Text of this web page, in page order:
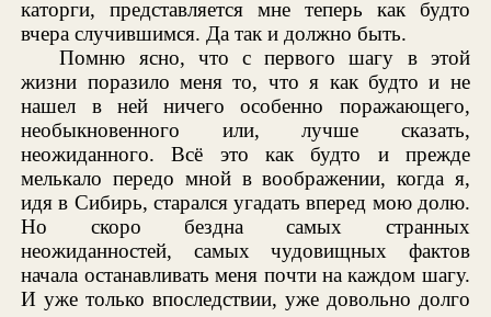
каторги, представляется мне теперь как будто
вчера случившимся. Да так и должно быть.
Помню ясно, что с первого шагу в этой
жизни поразило меня то, что я как будто и не
нашел в ней ничего особенно поражающего,
необыкновенного или, лучше сказать,
неожиданного. Всё это как будто и прежде
мелькало передо мной в воображении, когда я,
идя в Сибирь, старался угадать вперед мою долю.
Но скоро бездна самых странных
неожиданностей, самых чудовищных фактов
начала останавливать меня почти на каждом шагу.
И уже только впоследствии, уже довольно долго